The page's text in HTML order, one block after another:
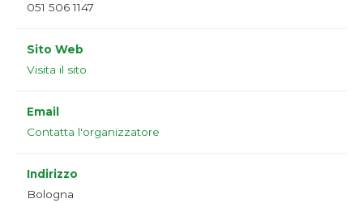
051 506 1147
Sito Web
Visita il sito
Email
Contatta l'organizzatore
Indirizzo
Bologna